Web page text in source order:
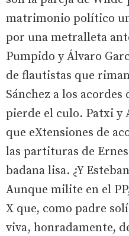
matrimonio político
por una metralleta
Pumpido y Álvaro
de flautistas que
Sánchez a los
pierde el culo. Patxi y
que eXtensiones de
las partituras de
badana lisa. ¿Y
Aunque milite en el
X que, como padre
viva, honradamente,